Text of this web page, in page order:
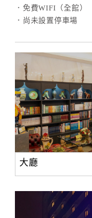
．免費WIFI（全館）
．尚未設置停車場
大廳